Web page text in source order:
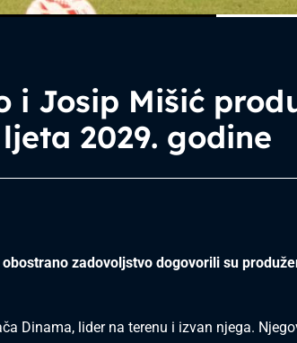
i Josip Mišić
2029. godine
zadovoljstvo dogovorili su
Dinama, lider na terenu i izvan njega.